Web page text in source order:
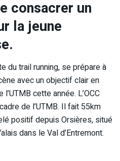
consacrer un
la jeune
du trail running, se prépare à
avec un objectif clair en
cette année. L’OCC
de l’UTMB. Il fait 55km
positif depuis Orsières, situé
dans le Val d’Entremont.